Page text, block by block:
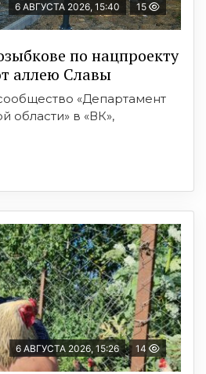
6 АВГУСТА 2026, 15:40 15
по нацпроекту
аллею Славы
«Департамент
области» в «ВК»,
6 АВГУСТА 2026, 15:26 14